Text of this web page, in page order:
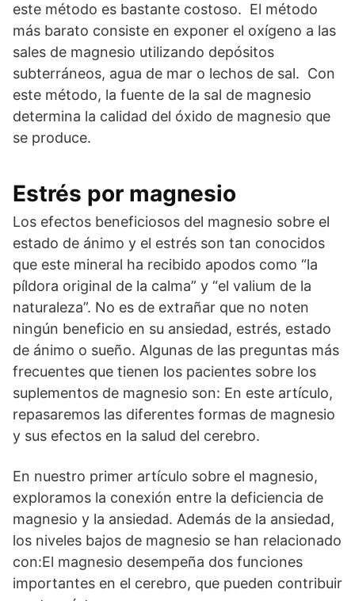
este método es bastante costoso. El método
más barato consiste en exponer el oxígeno a las
sales de magnesio utilizando depósitos
subterráneos, agua de mar o lechos de sal. Con
este método, la fuente de la sal de magnesio
determina la calidad del óxido de magnesio que
se produce.
Estrés por magnesio
Los efectos beneficiosos del magnesio sobre el
estado de ánimo y el estrés son tan conocidos
que este mineral ha recibido apodos como “la
píldora original de la calma” y “el valium de la
naturaleza”. No es de extrañar que no noten
ningún beneficio en su ansiedad, estrés, estado
de ánimo o sueño. Algunas de las preguntas más
frecuentes que tienen los pacientes sobre los
suplementos de magnesio son: En este artículo,
repasaremos las diferentes formas de magnesio
y sus efectos en la salud del cerebro.
En nuestro primer artículo sobre el magnesio,
exploramos la conexión entre la deficiencia de
magnesio y la ansiedad. Además de la ansiedad,
los niveles bajos de magnesio se han relacionado
con:El magnesio desempeña dos funciones
importantes en el cerebro, que pueden contribuir